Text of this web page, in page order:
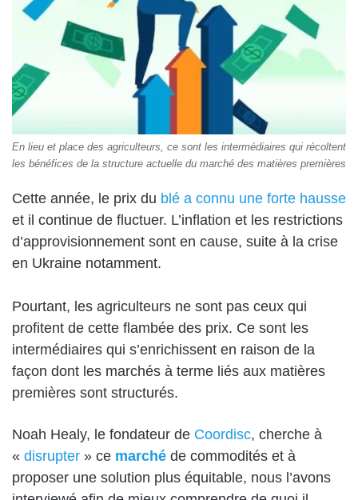
En lieu et place des agriculteurs, ce sont les intermédiaires qui récoltent
les bénéfices de la structure actuelle du marché des matières premières
Cette année, le prix du blé a connu une forte hausse
et il continue de fluctuer. L’inflation et les restrictions
d’approvisionnement sont en cause, suite à la crise
en Ukraine notamment.
Pourtant, les agriculteurs ne sont pas ceux qui
profitent de cette flambée des prix. Ce sont les
intermédiaires qui s’enrichissent en raison de la
façon dont les marchés à terme liés aux matières
premières sont structurés.
Noah Healy, le fondateur de Coordisc, cherche à
« disrupter » ce marché de commodités et à
proposer une solution plus équitable, nous l’avons